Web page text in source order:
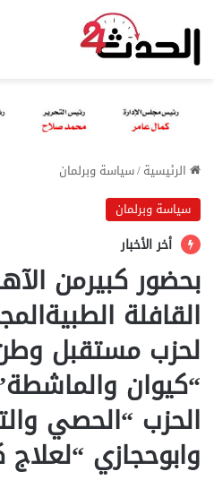
الرئيسية/سياسة وبرلمان
سياسة وبرلمان
أخر الأخبار
بحضور كبيرمن
لحزب مستقبل
“كيوان
الحزب “الحصي
وابوحجازي “لعلاج